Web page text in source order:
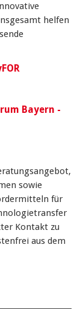
helfen
Bayern -
sowie
für
Kontakt zu
aus dem